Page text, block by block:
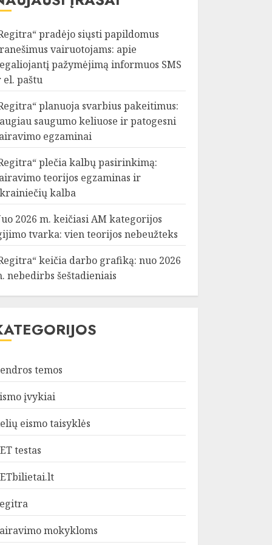
pradėjo siųsti papildomus
vairuotojams: apie
pažymėjimą informuos SMS
el. paštu
planuoja svarbius pakeitimus:
saugumo keliuose ir patogesni
egzaminai
plečia kalbų pasirinkimą:
teorijos egzaminas ir
kalba
2026 m. keičiasi AM kategorijos
tvarka: vien teorijos nebeužteks
keičia darbo grafiką: nuo 2026
nebedirbs šeštadieniais
temos
įvykiai
eismo taisyklės
testas
mokykloms